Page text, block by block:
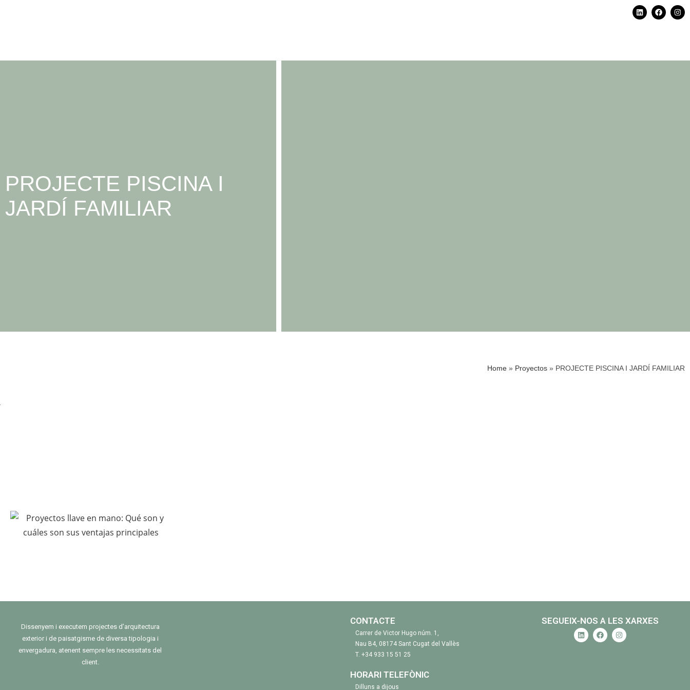
PROJECTE PISCINA I
JARDÍ FAMILIAR
Home » Proyectos » PROJECTE PISCINA I JARDÍ FAMILIAR
Dissenyem i executem projectes d’arquitectura
exterior i de paisatgisme de diversa tipologia i
envergadura, atenent sempre les necessitats del
client.
CONTACTE
Carrer de Victor Hugo núm. 1,
Nau B4, 08174 Sant Cugat del Vallès
T. +34 933 15 51 25
HORARI TELEFÒNIC
Dilluns a dijous
SEGUEIX-NOS A LES XARXES